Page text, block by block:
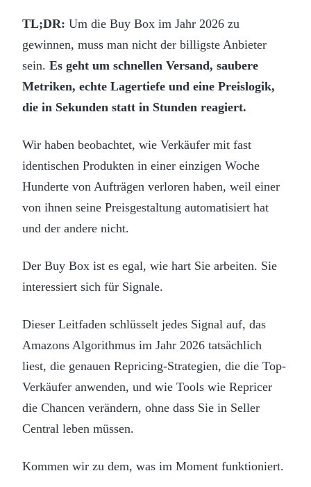
TL;DR: Um die Buy Box im Jahr 2026 zu
gewinnen, muss man nicht der billigste Anbieter
sein. Es geht um schnellen Versand, saubere
Metriken, echte Lagertiefe und eine Preislogik,
die in Sekunden statt in Stunden reagiert.
Wir haben beobachtet, wie Verkäufer mit fast
identischen Produkten in einer einzigen Woche
Hunderte von Aufträgen verloren haben, weil einer
von ihnen seine Preisgestaltung automatisiert hat
und der andere nicht.
Der Buy Box ist es egal, wie hart Sie arbeiten. Sie
interessiert sich für Signale.
Dieser Leitfaden schlüsselt jedes Signal auf, das
Amazons Algorithmus im Jahr 2026 tatsächlich
liest, die genauen Repricing-Strategien, die die Top-
Verkäufer anwenden, und wie Tools wie Repricer
die Chancen verändern, ohne dass Sie in Seller
Central leben müssen.
Kommen wir zu dem, was im Moment funktioniert.